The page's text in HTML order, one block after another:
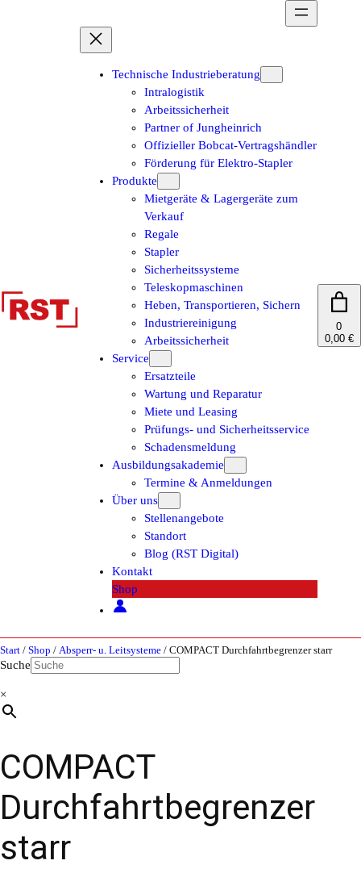
Technische Industrieberatung
Intralogistik
Arbeitssicherheit
Partner of Jungheinrich
Offizieller Bobcat-Vertragshändler
Förderung für Elektro-Stapler
Produkte
Mietgeräte & Lagergeräte zum
Verkauf
Regale
Stapler
Sicherheitssysteme
Teleskopmaschinen
Heben, Transportieren, Sichern
Industriereinigung
Arbeitssicherheit
Service
Ersatzteile
Wartung und Reparatur
Miete und Leasing
Prüfungs- und Sicherheitsservice
Schadensmeldung
Ausbildungsakademie
Termine & Anmeldungen
Über uns
Stellenangebote
Standort
Blog (RST Digital)
Kontakt
Shop
0
0,00 €
Start / Shop / Absperr- u. Leitsysteme / COMPACT Durchfahrtbegrenzer starr
Suche
×
COMPACT
Durchfahrtbegrenzer
starr